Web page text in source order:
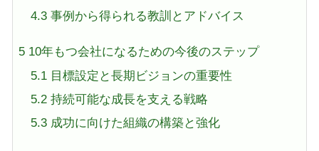
4.3事例から得られる教訓とアドバイス
5 10年もつ会社になるための今後のステップ
5.1目標設定と長期ビジョンの重要性
5.2持続可能な成長を支える戦略
5.3成功に向けた組織の構築と強化